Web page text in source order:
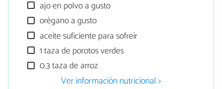
ajo en polvo a gusto
orégano a gusto
aceite suficiente para sofreír
1 taza de porotos verdes
0.3 taza de arroz
Ver información nutricional >